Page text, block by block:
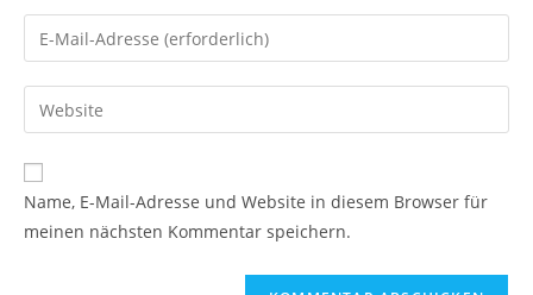
Namen
oder
zum
Kommentieren
ein
Gib
deine
E-
Mail-
zum
Kommentieren
ein
Gib
deine
Website-
URL
Name, E-Mail-Adresse und Website in diesem Browser für
meinen nächsten Kommentar speichern.